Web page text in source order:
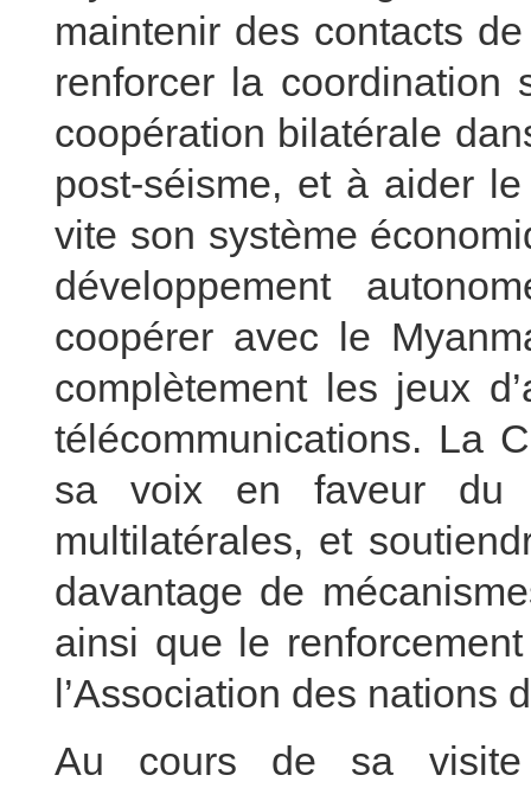
maintenir des contacts
renforcer la coordination
coopération bilatérale
post-séisme, et à aider
vite son système
développement
coopérer avec le
complètement les jeux
télécommunications. La
sa voix en faveur du
multilatérales, et
davantage de
ainsi que le
l’Association des nations
Au cours de sa visite